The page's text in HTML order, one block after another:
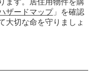
ます。居住用物件を購
ザードマップ」を確認
大切な命を守りましょ